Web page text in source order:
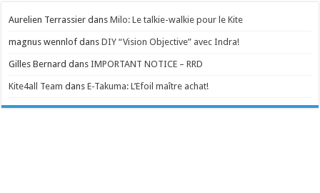
Aurelien Terrassier dansMilo: Le talkie-walkie pour le Kite
magnus wennlof dansDIY “Vision Objective” avec Indra!
Gilles Bernard dansIMPORTANT NOTICE – RRD
Kite4all Team dansE-Takuma: L’Efoil maître achat!